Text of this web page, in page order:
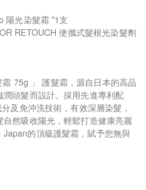
陽光染髮霜 *1支
RETOUCH 便攜式髮根光染髮劑
75g 」 護髮霜，源自日本的高品
頭髮而設計。採用先進專利配
及免沖洗技術，有效深層染髮，
然吸收陽光，輕鬆打造健康亮麗
的頂級護髮霜，賦予您無與